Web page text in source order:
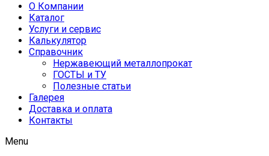
О Компании
Каталог
Услуги и сервис
Калькулятор
Справочник
Нержавеющий металлопрокат
ГОСТЫ и ТУ
Полезные статьи
Галерея
Доставка и оплата
Контакты
Menu